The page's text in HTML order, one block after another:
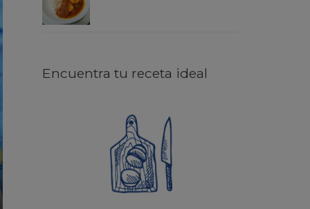
Encuentra tu receta ideal